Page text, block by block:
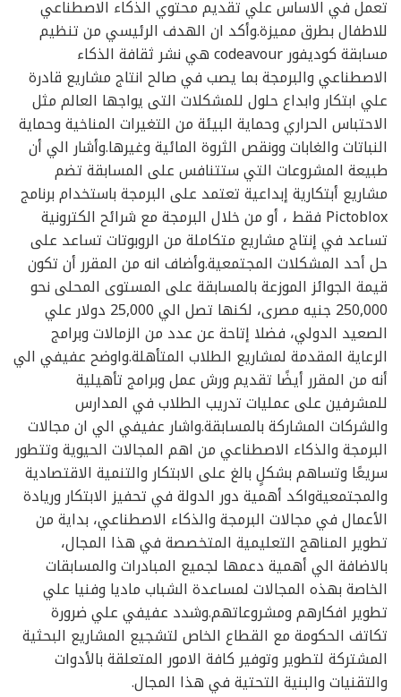
تعمل في الاساس علي تقديم محتوي الذكاء الاصطناعي
للاطفال بطرق مميزة.وأكد ان الهدف الرئيسي من تنظيم
مسابقة كوديفور codeavour هي نشر ثقافة الذكاء
الاصطناعي والبرمجة بما يصب في صالح انتاج مشاريع قادرة
علي ابتكار وابداع حلول للمشكلات التى يواجها العالم مثل
الاحتباس الحراري وحماية البيئة من التغيرات المناخية وحماية
النباتات والغابات وونقص الثروة المائية وغيرها.وأشار الي أن
طبيعة المشروعات التي ستتنافس على المسابقة تضم
مشاريع أبتكارية إبداعية تعتمد على البرمجة باستخدام برنامج
Pictoblox فقط ، أو من خلال البرمجة مع شرائح الكترونية
تساعد في إنتاج مشاريع متكاملة من الروبوتات تساعد على
حل أحد المشكلات المجتمعية.وأضاف انه من المقرر أن تكون
قيمة الجوائز الموزعة بالمسابقة على المستوى المحلى نحو
250,000 جنيه مصرى، لكنها تصل الي 25,000 دولار علي
الصعيد الدولي، فضلا إتاحة عن عدد من الزمالات وبرامج
الرعاية المقدمة لمشاريع الطلاب المتأهلة.واوضح عفيفي الي
أنه من المقرر أيضًا تقديم ورش عمل وبرامج تأهيلية
للمشرفين على عمليات تدريب الطلاب في المدارس
والشركات المشاركة بالمسابقة.واشار عفيفي الي ان مجالات
البرمجة والذكاء الاصطناعي من اهم المجالات الحيوية وتتطور
سريعًا وتساهم بشكلٍ بالغ على الابتكار والتنمية الاقتصادية
والمجتمعيةواكد أهمية دور الدولة في تحفيز الابتكار وريادة
الأعمال في مجالات البرمجة والذكاء الاصطناعي، بداية من
تطوير المناهج التعليمية المتخصصة في هذا المجال،
بالاضافة الي أهمية دعمها لجميع المبادرات والمسابقات
الخاصة بهذه المجالات لمساعدة الشباب ماديا وفنيا علي
تطوير افكارهم ومشروعاتهم.وشدد عفيفي علي ضرورة
تكاتف الحكومة مع القطاع الخاص لتشجيع المشاريع البحثية
المشتركة لتطوير وتوفير كافة الامور المتعلقة بالأدوات
والتقنيات والبنية التحتية في هذا المجال.